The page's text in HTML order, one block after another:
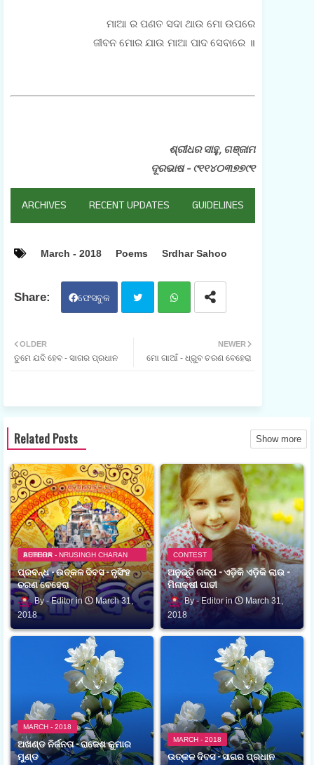
ମାଆ ର ପଣତ ସଦା ଥାଉ ମୋ ଉପରେ
ଜୀବନ ମୋର ଯାଉ ମାଆ ପାଦ ସେବାରେ ॥
ଶ୍ରୀଧର ସାହୁ, ଗଞ୍ଜାମ
ଦୂରଭାଷ - ୯୧୧୪୦୩୭୭୯୧
ARCHIVES RECENT UPDATES GUIDELINES
March - 2018 Poems Srdhar Sahoo
ଫେସବୁକ
ଟସ
NEWER
ମୋ ଗାଆଁ - ଧ୍ରୁବ ଚରଣ ବେହେରା
OLDER
ତୁମେ ଯଦି ହେବ - ସାଗର ପ୍ରଧାନ
Related Posts Show more
AUTHOR - NRUSINGH CHARAN BEHERA
ପ୍ରବନ୍ଧ - ଉତ୍କଳ ଦିବସ - ନୃସିଂହ
ଚରଣ ବେହେରା
Editor
March 31,
2018
CONTEST
ଅନୁଭୂତି ଗଳ୍ପ - ଏଡ଼ିକି ଏଡ଼ିକି ଲାଉ -
ମିନାକ୍ଷୀ ପାଢୀ
Editor
March 31,
2018
MARCH - 2018
ଅଖଣ୍ଡ ନିର୍ଜନତା - ରାଜେଶ କୁମାର
ମୁଣ୍ଡ
MARCH - 2018
ଉତ୍କଳ ଦିବସ - ସାଗର ପ୍ରଧାନ